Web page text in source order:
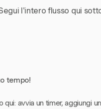
l'intero flusso qui
tempo!
qui: avvia un timer, aggiungi